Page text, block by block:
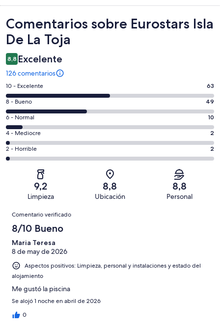
Comentarios
Comentarios sobre Eurostars Isla
De La Toja
8,8 Excelente
126 comentarios
63
comentarios
de
un
total
de
126
con
puntuación
10 - Excelente 63
49
comentarios
de
un
total
de
puntuación
8 - Bueno 49
10
comentarios
de
un
total
puntuación
Normal
6 - Normal 10
2
comentarios
de
una
puntuación
Mediocre
4 - Mediocre 2
2
comentarios
126
una
puntuación
de
2 - Horrible 2
9,2
Limpieza
8,8
Ubicación
8,8
Personal
Comentarios
Comentario verificado
8/10 Bueno
Maria Teresa
8 de may de 2026
Aspectos positivos: Limpieza, personal y instalaciones y estado del
alojamiento
Me gustó la piscina
Se alojó 1 noche en abril de 2026
0